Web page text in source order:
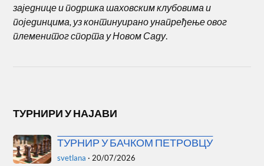
заједнице и подршка шаховским клубовима и
појединцима, уз континуирано унапређење овог
племенитог спорта у Новом Саду.
ТУРНИРИ У НАЈАВИ
ТУРНИР У БАЧКОМ ПЕТРОВЦУ
svetlana ·20/07/2026